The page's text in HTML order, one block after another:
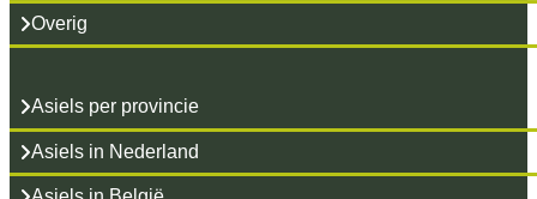
Overig
Asiels per provincie
Asiels in Nederland